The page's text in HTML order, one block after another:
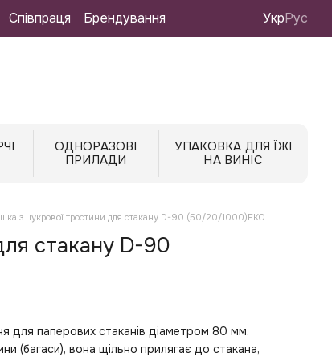
Співпраця Брендування УкрРус
ОДНОРАЗОВІ
ПРИЛАДИ
УПАКОВКА ДЛЯ ЇЖІ
НА ВИНІС
з цукрової тростини для стакану D-90 (50/20/1000)ЕКО
стакану D-90
для паперових стаканів діаметром 80 мм.
(багаси), вона щільно прилягає до стакана,